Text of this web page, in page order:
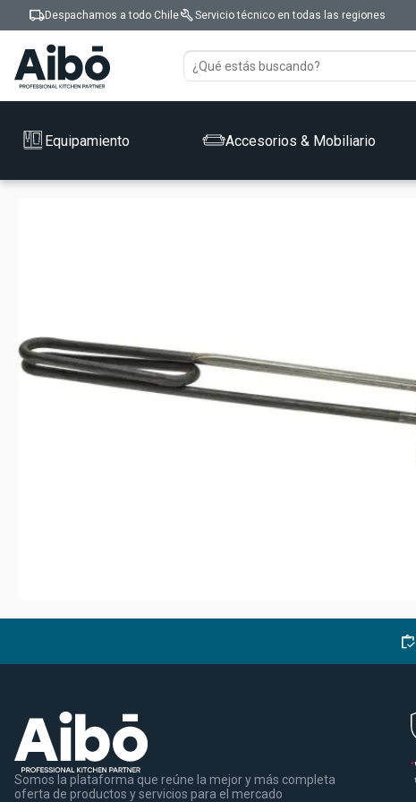
local_shippingDespachamos a todo ChilebuildServicio técnico en todas las regiones
Equipamiento Accesorios & Mobiliario
inventory
Somos la plataforma que reúne la mejor y más completa
oferta de productos y servicios para el mercado